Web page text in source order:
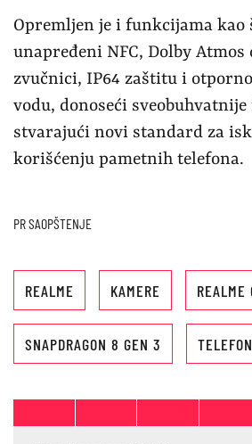
Opremljen je i funkcijama kao
unapređeni NFC, Dolby
zvučnici, IP64 zaštitu i
vodu, donoseći
stvarajući novi standard za
korišćenju pametnih telefona.
PR SAOPŠTENJE
REALME KAMERE REALME
SNAPDRAGON 8 GEN 3